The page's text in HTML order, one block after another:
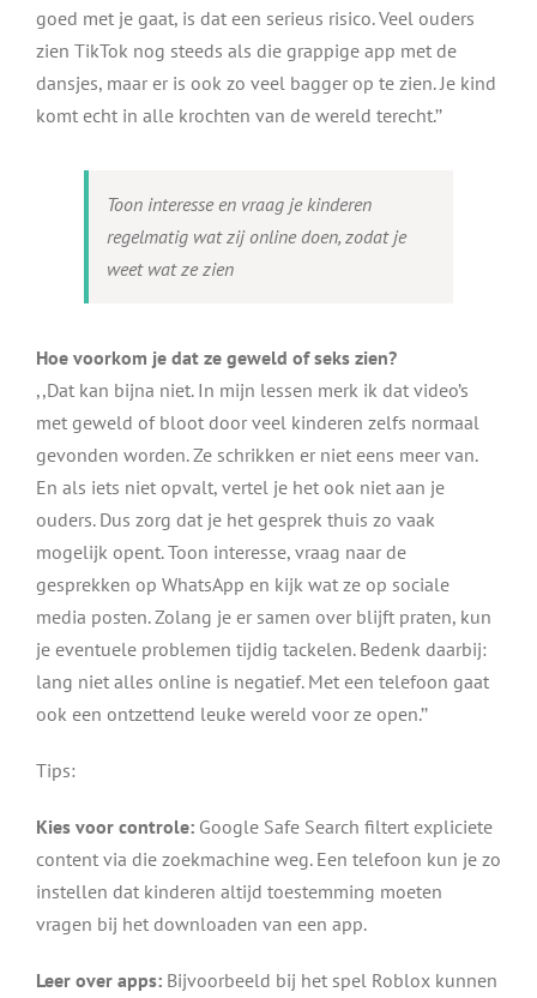
goed met je gaat, is dat een serieus risico. Veel ouders
zien TikTok nog steeds als die grappige app met de
dansjes, maar er is ook zo veel bagger op te zien. Je kind
komt echt in alle krochten van de wereld terecht.’’
Toon interesse en vraag je kinderen
regelmatig wat zij online doen, zodat je
weet wat ze zien
Hoe voorkom je dat ze geweld of seks zien?
,,Dat kan bijna niet. In mijn lessen merk ik dat video’s
met geweld of bloot door veel kinderen zelfs normaal
gevonden worden. Ze schrikken er niet eens meer van.
En als iets niet opvalt, vertel je het ook niet aan je
ouders. Dus zorg dat je het gesprek thuis zo vaak
mogelijk opent. Toon interesse, vraag naar de
gesprekken op WhatsApp en kijk wat ze op sociale
media posten. Zolang je er samen over blijft praten, kun
je eventuele problemen tijdig tackelen. Bedenk daarbij:
lang niet alles online is negatief. Met een telefoon gaat
ook een ontzettend leuke wereld voor ze open.’’
Tips:
Kies voor controle: Google Safe Search filtert expliciete
content via die zoekmachine weg. Een telefoon kun je zo
instellen dat kinderen altijd toestemming moeten
vragen bij het downloaden van een app.
Leer over apps: Bijvoorbeeld bij het spel Roblox kunnen